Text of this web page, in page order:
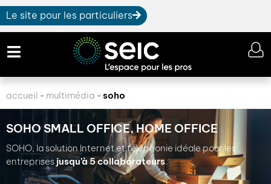
Le site pour les particuliers
accueil - multimédia - soho
SOHO SMALL OFFICE, HOME OFFICE
SOHO, la solution Internet et téléphonie idéale pour les
entreprises jusqu’à 5 collaborateurs.